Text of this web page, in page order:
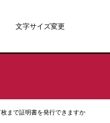
文字サイズ変更
まで証明書を発行できますか